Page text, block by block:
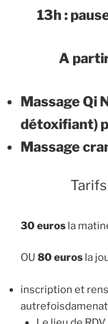
13h :
A
Massage Qi
détoxifiant)
Massage
30 euros la
OU 80 euros la
inscription et